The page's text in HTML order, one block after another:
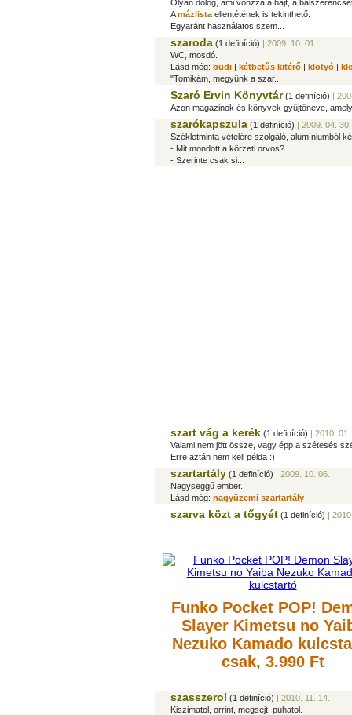
Olyan dolog, ami vonzza a bajt, a
Amázlista ellentétének is tekinthető.
Egyaránt használatos szem...
szaroda (1 definíció) | 2009. 10. 01.
WC, mosdó.
Lásd még: budi | kétbetűs kitérő | klotyó |
"Tomikám, megyünk a szar...
Szaró Ervin Könyvtár(1 definíció) |
Azon magazinok és könyvek gyűjtőneve,
szarókapszula (1 definíció) | 2009. 04. 30.
Székletminta vételére szolgáló, alumíniumból
- Mit mondott a körzeti orvos?
- Szerinte csak si...
szart vág a kerék (1 definíció) | 2010.
Valami nem jött össze, vagy épp a szétesés
Erre aztán nem kell példa :)
szartartály (1 definíció) | 2009. 10. 06.
Nagyseggű ember.
Lásd még: nagyüzemi szartartály
szarva közt a tőgyét (1 definíció) |
Funko Pocket POP!
Slayer Kimetsu no
Nezuko Kamado
csak, 3.990 Ft
szasszerol (1 definíció) | 2010. 11. 14.
Kiszimatol, orrint, megsejt, puhatol.